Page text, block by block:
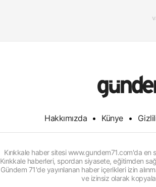
Hakkımızda • Künye •
Kırıkkale haber sitesi www.gundem71.com'da
Kırıkkale haberleri, spordan siyasete, eğitimden
Gündem 71'de yayınlanan haber içerikleri izin
ve izinsiz olarak